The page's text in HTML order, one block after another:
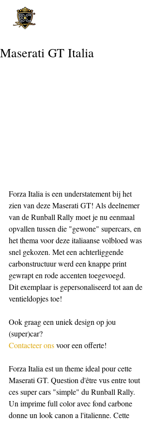
Maserati GT Italia
Forza Italia is een understatement bij het
zien van deze Maserati GT! Als deelnemer
van de Runball Rally moet je nu eenmaal
opvallen tussen die "gewone" supercars, en
het thema voor deze italiaanse volbloed was
snel gekozen. Met een achterliggende
carbonstructuur werd een knappe print
gewrapt en rode accenten toegevoegd.
Dit exemplaar is gepersonaliseerd tot aan de
ventieldopjes toe!
Ook graag een uniek design op jou
(super)car?
Contacteer ons voor een offerte!
Forza Italia est un theme ideal pour cette
Maserati GT. Question d'être vus entre tout
ces super cars "simple" du Runball Rally.
Un imprime full color avec fond carbone
donne un look canon a l'italienne. Cette